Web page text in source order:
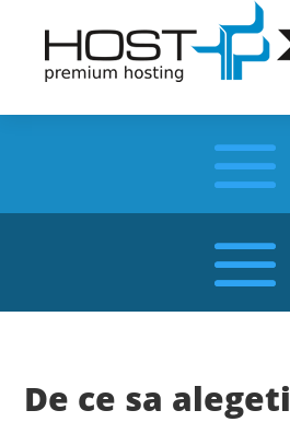
De ce sa alegeti